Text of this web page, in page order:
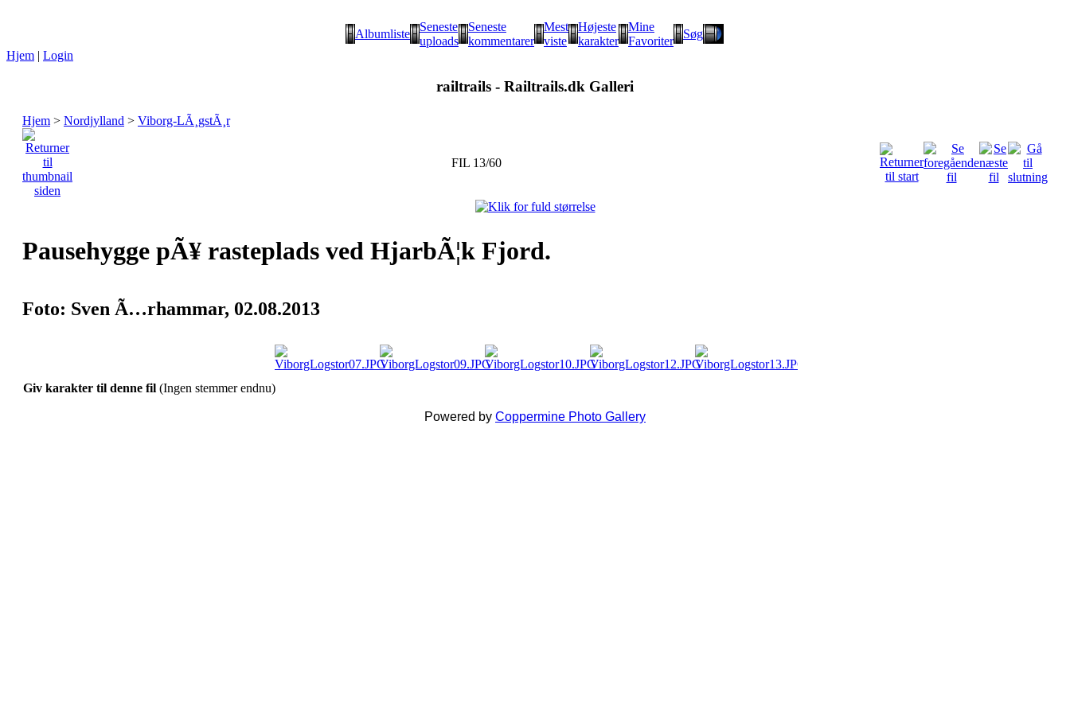
Albumliste
Seneste
uploads
Seneste
kommentarer
Mest
viste
Højeste
karakter
Mine
Favoriter
Søg
Hjem | Login
railtrails - Railtrails.dk Galleri
Hjem > Nordjylland > Viborg-LÃ¸gstÃ¸r
FIL 13/60
Pausehygge pÃ¥ rasteplads ved HjarbÃ¦k Fjord.
Foto: Sven Ã…rhammar, 02.08.2013
Giv karakter til denne fil (Ingen stemmer endnu)
Powered by Coppermine Photo Gallery